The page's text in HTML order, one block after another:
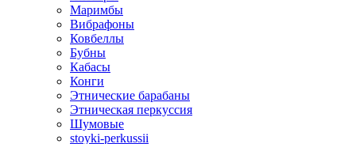
Маримбы
Вибрафоны
Ковбеллы
Бубны
Кабасы
Конги
Этнические барабаны
Этническая перкуссия
Шумовые
stoyki-perkussii